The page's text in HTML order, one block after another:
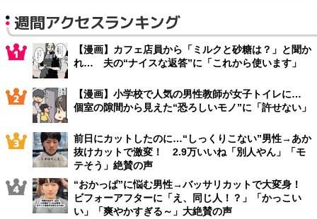
週間アクセスランキング
【漫画】カフェ店員から「ミルクと砂糖は？」と聞か
れ… 夫の“ナイスな返答”に「これから使います」
【漫画】小学校で人気の男性教師が女子トイレに…
個室の隙間から見えた“恐ろしいモノ”に「許せない」
前日にカットしたのに…“しっくりこない”男性→あか
抜けカットで激変！ 2.9万いいね「別人やん」「モ
テそう」絶賛の声
“おかっぱ”に悩む男性→バッサリカットで大変身！
ビフォーアフターに「え、同じ人！？」「かっこい
い」「爽やかすぎる～」大絶賛の声